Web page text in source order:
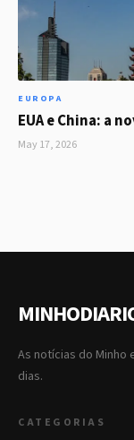
EUROPA
EUA e China: a
May 17, 2026
As notícias do Minho
dias.
CATEGORIAS